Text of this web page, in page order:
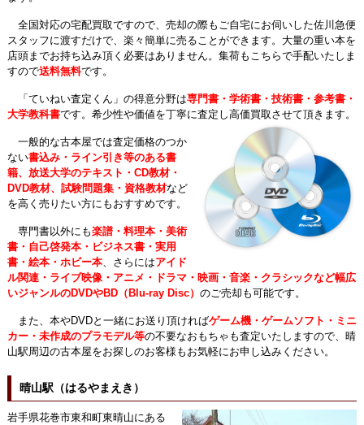
全国対応の宅配買取ですので、売却の際もご自宅にお伺いした佐川急便
スタッフに渡すだけで、楽々簡単に売ることができます。大量の重い本を
店頭までお持ち込み頂く必要はありません。集荷もこちらで手配いたしま
すので送料無料です。
「ていねい査定くん」の得意分野は専門書・学術書・技術書・参考書・
大学教科書です。希少性や価値を丁寧に査定し高価買取させて頂きます。
一般的な古本屋では査定価格のつか
ない書込み・ライン引き等のある書
籍、放送大学のテキスト・CD教材・
DVD教材、試験問題集・資格教材など
を高く売りたい方にもおすすめです。
専門書以外にも楽譜・料理本・美術
書・自己啓発本・ビジネス書・実用
書・絵本・ホビー本、さらにはアイド
ル関連・ライブ映像・アニメ・ドラマ・映画・音楽・クラシックなど幅広
いジャンルのDVDやBD（Blu-ray Disc） のご売却も可能です。
また、本やDVDと一緒にお送り頂ければゲーム機・ゲームソフト・ミニ
カー・未作成のプラモデル等の不要なおもちゃも査定いたしますので、晴
山駅周辺の古本屋をお探しのお客様もお気軽にお申し込みください。
晴山駅（はるやまえき）
岩手県花巻市東和町東晴山にある